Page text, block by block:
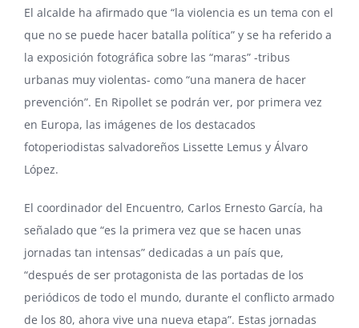
El alcalde ha afirmado que “la violencia es un tema con el
que no se puede hacer batalla política” y se ha referido a
la exposición fotográfica sobre las “maras” -tribus
urbanas muy violentas- como “una manera de hacer
prevención”. En Ripollet se podrán ver, por primera vez
en Europa, las imágenes de los destacados
fotoperiodistas salvadoreños Lissette Lemus y Álvaro
López.
El coordinador del Encuentro, Carlos Ernesto García, ha
señalado que “es la primera vez que se hacen unas
jornadas tan intensas” dedicadas a un país que,
“después de ser protagonista de las portadas de los
periódicos de todo el mundo, durante el conflicto armado
de los 80, ahora vive una nueva etapa”. Estas jornadas